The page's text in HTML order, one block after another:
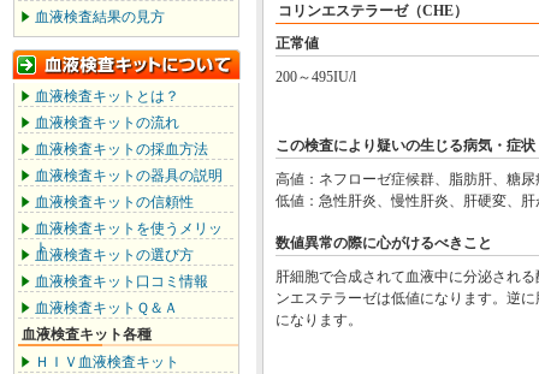
血液検査結果の見方
血液検査キットとは？
血液検査キットの流れ
血液検査キットの採血方法
血液検査キットの器具の説明
血液検査キットの信頼性
血液検査キットを使うメリッ
ト
血液検査キットの選び方
血液検査キット口コミ情報
血液検査キットＱ＆Ａ
血液検査キット各種
ＨＩＶ血液検査キット
コリンエステラーゼ（CHE）
正常値
200～495IU/l
この検査により疑いの生じる病気・症状
高値：ネフローゼ症候群、脂肪肝、糖
低値：急性肝炎、慢性肝炎、肝硬変、
数値異常の際に心がけるべきこと
肝細胞で合成されて血液中に分泌され
ンエステラーゼは低値になります。逆
になります。